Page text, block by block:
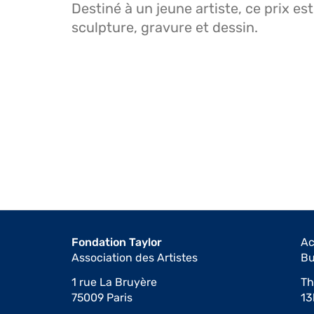
Destiné à un jeune artiste, ce prix
sculpture, gravure et dessin.
Fondation Taylor
Association des Artistes
1 rue La Bruyère
75009 Paris